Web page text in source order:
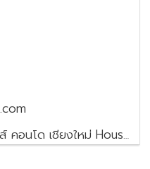
ใหม่ House for sale in Chiang Mai